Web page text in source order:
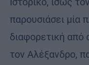
παρουσιάσει μία
διαφορετική από
τον Αλέξανδρο,